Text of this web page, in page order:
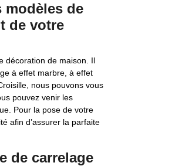
modèles de
de votre
décoration de maison. Il
à effet marbre, à effet
nous pouvons vous
pouvez venir les
Pour la pose de votre
afin d’assurer la parfaite
de carrelage